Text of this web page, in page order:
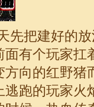
先把建好的
有个玩家扛
向的红野猪
跑的玩家火